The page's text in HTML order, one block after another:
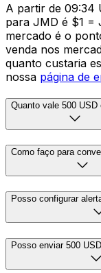
A partir de 09:34
para JMD é $1 =
mercado é o
venda nos
quanto custaria
nossa página de
Quanto vale 500 USD
Como faço para
Posso configurar
Posso enviar 500